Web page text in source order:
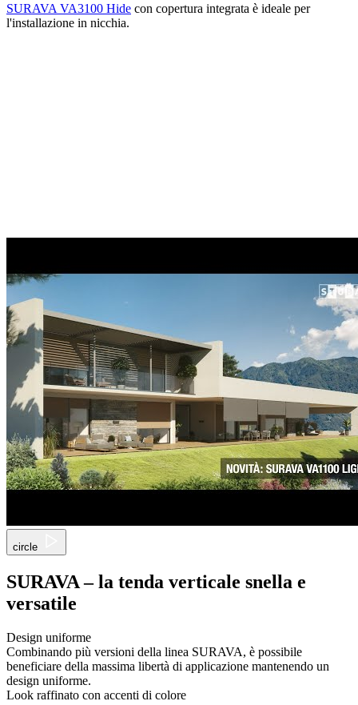
SURAVA VA3100 Hide con copertura integrata è ideale per
l'installazione in nicchia.
circle
SURAVA – la tenda verticale snella e
versatile
Design uniforme
Combinando più versioni della linea SURAVA, è possibile
beneficiare della massima libertà di applicazione mantenendo un
design uniforme.
Look raffinato con accenti di colore